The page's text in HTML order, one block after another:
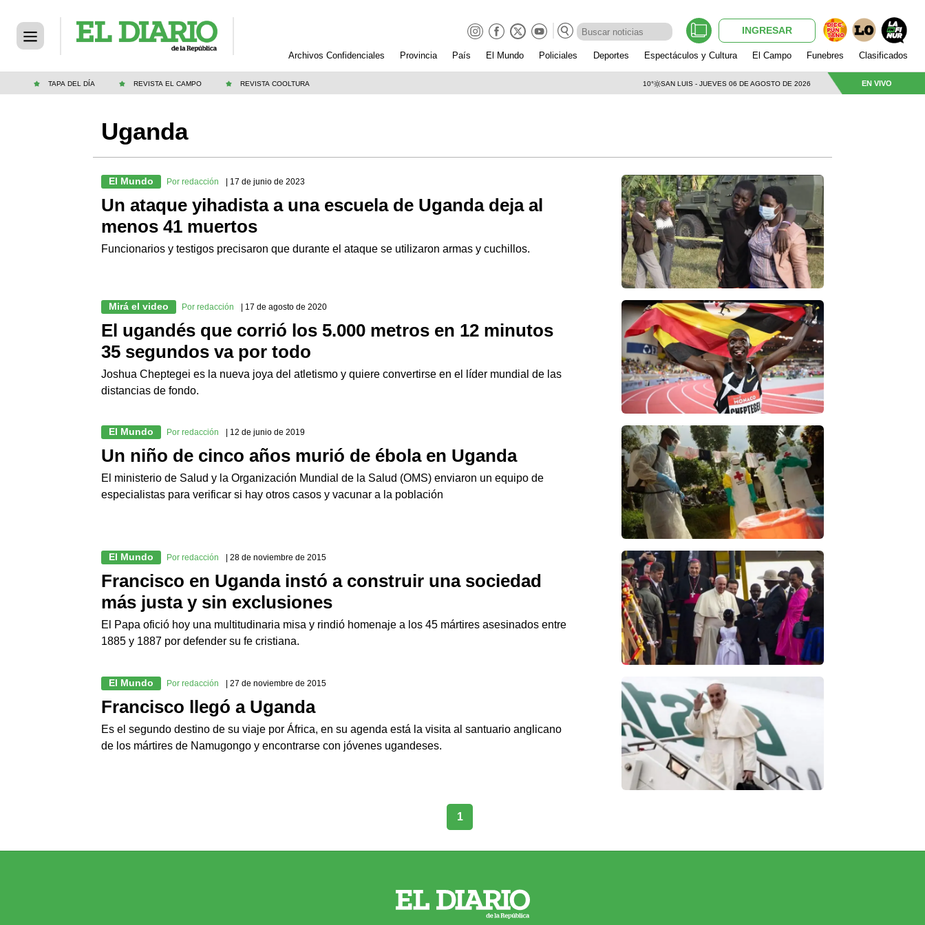
INGRESAR
Archivos Confidenciales Provincia País El Mundo Policiales Deportes Espectáculos y Cultura El Campo Funebres Clasificados
TAPA DEL DÍA REVISTA EL CAMPO REVISTA COOLTURA 10° SAN LUIS - JUEVES 06 DE AGOSTO DE 2026 EN VIVO
Uganda
El Mundo Por redacción | 17 de junio de 2023
Un ataque yihadista a una escuela de Uganda deja al
menos 41 muertos
Funcionarios y testigos precisaron que durante el ataque se utilizaron armas y cuchillos.
Mirá el video Por redacción | 17 de agosto de 2020
El ugandés que corrió los 5.000 metros en 12 minutos
35 segundos va por todo
Joshua Cheptegei es la nueva joya del atletismo y quiere convertirse en el líder mundial de las
distancias de fondo.
El Mundo Por redacción | 12 de junio de 2019
Un niño de cinco años murió de ébola en Uganda
El ministerio de Salud y la Organización Mundial de la Salud (OMS) enviaron un equipo de
especialistas para verificar si hay otros casos y vacunar a la población
El Mundo Por redacción | 28 de noviembre de 2015
Francisco en Uganda instó a construir una sociedad
más justa y sin exclusiones
El Papa ofició hoy una multitudinaria misa y rindió homenaje a los 45 mártires asesinados entre
1885 y 1887 por defender su fe cristiana.
El Mundo Por redacción | 27 de noviembre de 2015
Francisco llegó a Uganda
Es el segundo destino de su viaje por África, en su agenda está la visita al santuario anglicano
de los mártires de Namugongo y encontrarse con jóvenes ugandeses.
1